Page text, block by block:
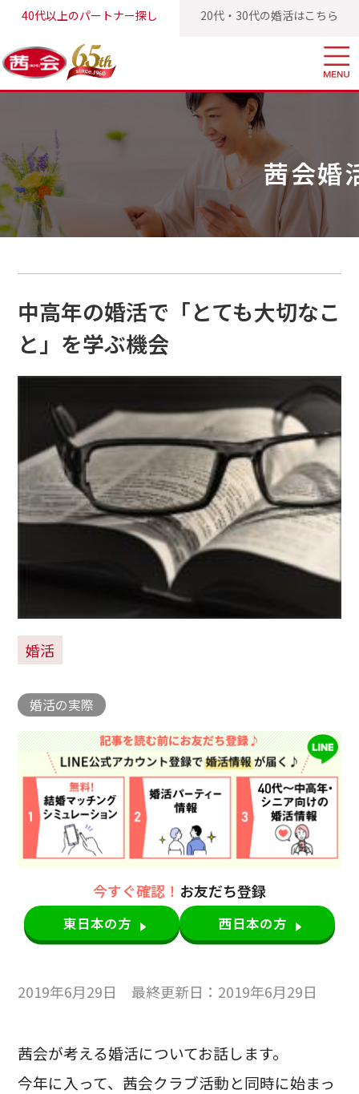
40代以上のパートナー探し 20代・30代の婚活はこちら
茜会TOP 茜会婚活ブログ 中高年の婚活で「とても大切なこと
茜会婚
中高年の婚活で「とても大切なこ
と」を学ぶ機会
婚活
婚活の実際
今すぐ確認！ お友だち登録
東日本の方 西日本の方
2019年6月29日 最終更新日：2019年6月29日
茜会が考える婚活についてお話します。
今年に入って、茜会クラブ活動と同時に始まっ